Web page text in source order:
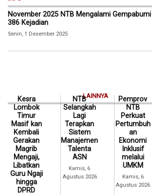
November 2025 NTB Mengalami
386 Kejadian
Senin, 1 Desember 2025
LAINNYA
Kesra
Lombok
Timur
Masif kan
Kembali
Gerakan
Magrib
Mengaji,
Libatkan
Guru Ngaji
hingga
DPRD
NTB
Selangkah
Lagi
Terapkan
Sistem
Manajemen
Talenta
ASN
Kamis, 6
Agustus 2026
Pemprov
NTB
Perkuat
Pertumbuh
an
Ekonomi
Inklusif
melalui
UMKM
Kamis, 6
Agustus 2026